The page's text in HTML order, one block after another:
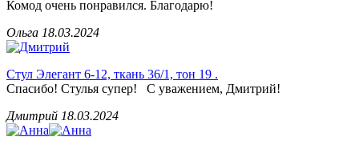
Комод очень понравился. Благодарю!
Ольга 18.03.2024
Стул Элегант 6-12, ткань 36/1, тон 19 .
Спасибо! Стулья супер! С уважением, Дмитрий!
Дмитрий 18.03.2024